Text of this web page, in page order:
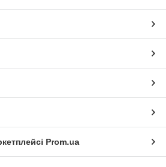
Prom.ua